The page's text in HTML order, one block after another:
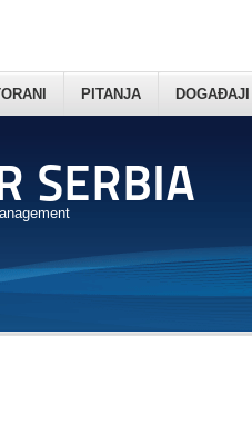
PITANJA DOGAĐAJI